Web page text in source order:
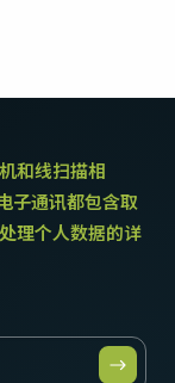
和线扫描相
子通讯都包含取
理个人数据的详